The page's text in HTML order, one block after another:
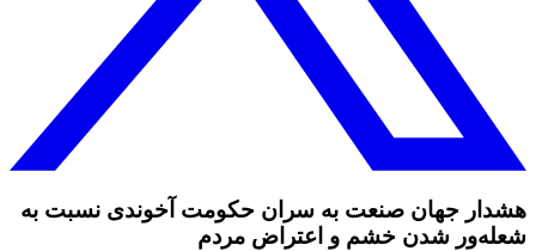
هشدار جهان صنعت به سران حکومت آخوندی نسبت به
شعله‌ور شدن خشم و اعتراض مردم